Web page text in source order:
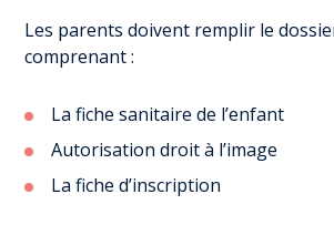
Les parents doivent remplir le
comprenant :
La fiche sanitaire de l’enfant
Autorisation droit à l’image
La fiche d’inscription